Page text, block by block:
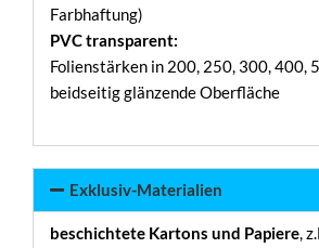
Farbhaftung)
PVC transparent:
Folienstärken in 200, 250, 300, 400,
beidseitig glänzende Oberfläche
Exklusiv-Materialien
beschichtete Kartons und Papiere,